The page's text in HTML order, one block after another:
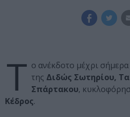
Τ ο ανέκδοτο μέχρι
της Διδώς Σωτηρίου,
Σπάρτακου,
Κέδρος.